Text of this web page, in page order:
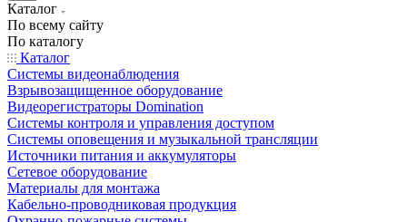
Каталог
По всему сайту
По каталогу
Каталог
Системы видеонаблюдения
Взрывозащищенное оборудование
Видеорегистраторы Domination
Системы контроля и управления доступом
Системы оповещения и музыкальной трансляции
Источники питания и аккумуляторы
Сетевое оборудование
Материалы для монтажа
Кабельно-проводниковая продукция